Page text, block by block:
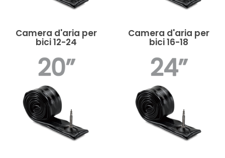
Camera d'aria per
bici 12-24
Camera d'aria per
bici 16-18